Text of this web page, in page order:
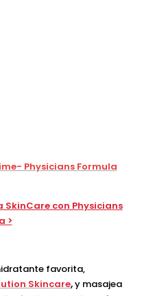
Physicians Formula
SkinCare con Physicians
>
favorita,
Skincare,y masajea